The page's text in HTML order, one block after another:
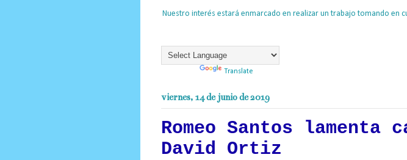
Nuestro interés estará enmarcado en realizar un trabajo tomando en
Translate
viernes, 14 de junio de 2019
Romeo Santos lamenta
David Ortiz